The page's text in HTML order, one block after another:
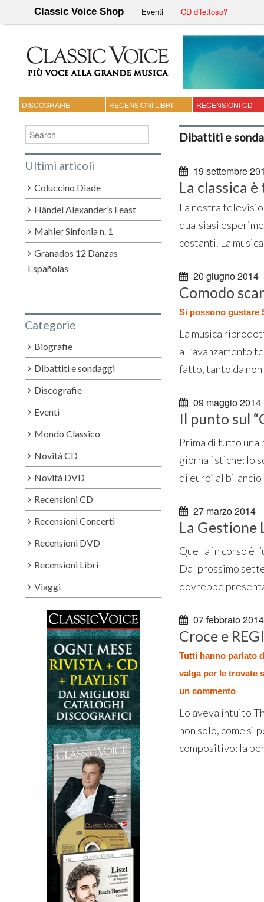
Classic Voice Shop Eventi CD difettoso?
DISCOGRAFIE RECENSIONI LIBRI RECENSIONI CD
Dibattiti e
19 settembre
La classica
La nostra
qualsiasi
costanti. La
20 giugno 2014
Comodo
Si possono gustare
La musica
all’avanzamento
fatto, tanto da
09 maggio 2014
Il punto sul
Prima di tutto una
giornalistiche: lo
di euro” al
27 marzo 2014
La Gestione
Quella in corso è
Dal prossimo
dovrebbe
07 febbraio 2014
Croce e
Tutti hanno parlato
valga per le trovate
un commento
Lo aveva intuito
non solo, come si
compositivo: la
Ultimi articoli
Coluccino Diade
Händel Alexander’s Feast
Mahler Sinfonia n. 1
Granados 12 Danzas
Españolas
Categorie
Biografie
Dibattiti e sondaggi
Discografie
Eventi
Mondo Classico
Novità CD
Novità DVD
Recensioni CD
Recensioni Concerti
Recensioni DVD
Recensioni Libri
Viaggi